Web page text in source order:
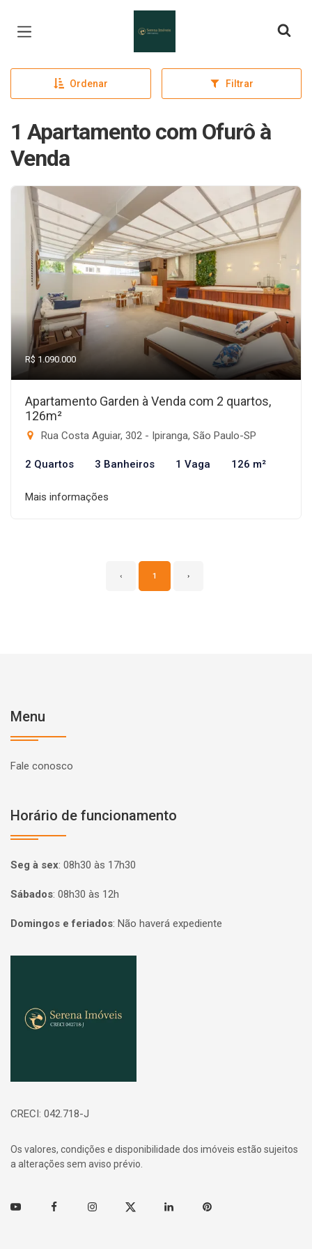
Ordenar Filtrar
1 Apartamento com Ofurô à
Venda
R$ 1.090.000
Apartamento Garden à Venda com 2 quartos,
126m²
Rua Costa Aguiar, 302 - Ipiranga, São Paulo-SP
2 Quartos 3 Banheiros 1 Vaga 126 m²
Mais informações
‹ 1 ›
Menu
Fale conosco
Horário de funcionamento
Seg à sex: 08h30 às 17h30
Sábados: 08h30 às 12h
Domingos e feriados: Não haverá expediente
CRECI: 042.718-J
Os valores, condições e disponibilidade dos imóveis estão sujeitos
a alterações sem aviso prévio.
Youtube FacebookInstagramTwitter Linkedin Pinterest